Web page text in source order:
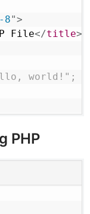
8">
File</title>
world!";
PHP